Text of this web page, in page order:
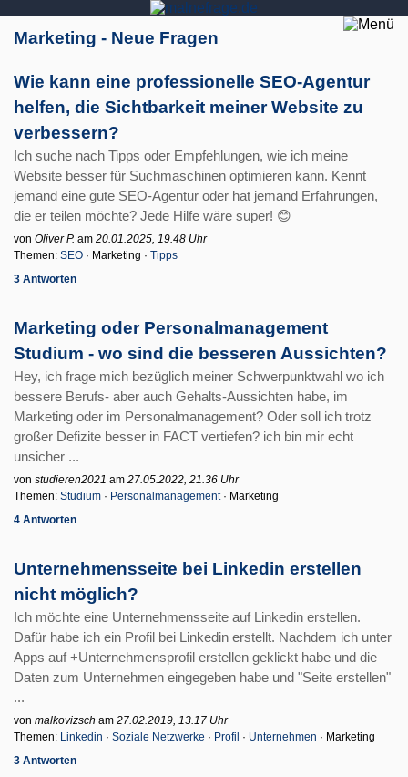
Marketing - Neue Fragen
Wie kann eine professionelle SEO-Agentur
helfen, die Sichtbarkeit meiner Website zu
verbessern?
Ich suche nach Tipps oder Empfehlungen, wie ich meine
Website besser für Suchmaschinen optimieren kann. Kennt
jemand eine gute SEO-Agentur oder hat jemand Erfahrungen,
die er teilen möchte? Jede Hilfe wäre super! 😊
von Oliver P. am 20.01.2025, 19.48 Uhr
Themen: SEO · Marketing · Tipps
3 Antworten
Marketing oder Personalmanagement
Studium - wo sind die besseren Aussichten?
Hey, ich frage mich bezüglich meiner Schwerpunktwahl wo ich
bessere Berufs- aber auch Gehalts-Aussichten habe, im
Marketing oder im Personalmanagement? Oder soll ich trotz
großer Defizite besser in FACT vertiefen? ich bin mir echt
unsicher ...
von studieren2021 am 27.05.2022, 21.36 Uhr
Themen: Studium · Personalmanagement· Marketing
4 Antworten
Unternehmensseite bei Linkedin erstellen
nicht möglich?
Ich möchte eine Unternehmensseite auf Linkedin erstellen.
Dafür habe ich ein Profil bei Linkedin erstellt. Nachdem ich unter
Apps auf +Unternehmensprofil erstellen geklickt habe und die
Daten zum Unternehmen eingegeben habe und "Seite erstellen"
...
von malkovizsch am 27.02.2019, 13.17 Uhr
Themen: Linkedin · Soziale Netzwerke · Profil · Unternehmen · Marketing
3 Antworten